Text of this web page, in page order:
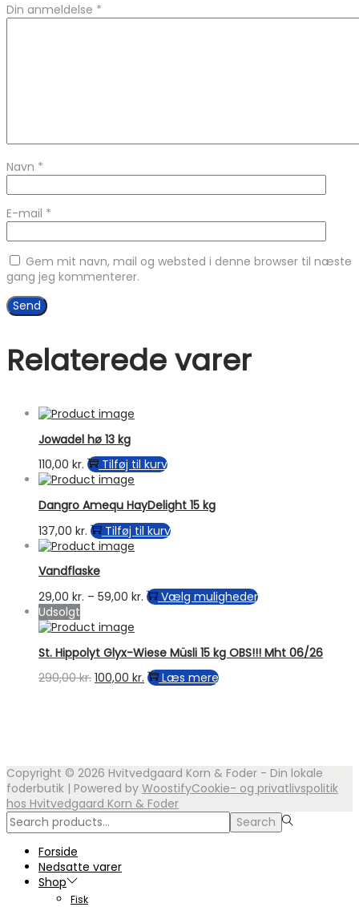
Din anmeldelse *
Navn *
E-mail *
Gem mit navn, mail og websted i denne browser til næste
gang jeg kommenterer.
Relaterede varer
Jowadel hø 13 kg
110,00 kr. Tilføj til kurv
Dangro Amequ HayDelight 15 kg
137,00 kr. Tilføj til kurv
Vandflaske
29,00 kr. – 59,00 kr. Prisinterval:
Vælg mulighederDette
varianter.
Udsolgt
St. Hippolyt Glyx-Wiese Müsli 15 kg OBS!!! Mht 06/26
290,00kr. Den
100,00 kr. DenLæs mere
Copyright © 2026 Hvitvedgaard Korn & Foder - Din lokale
foderbutik | Powered by WoostifyCookie- og privatlivspolitik
hos Hvitvedgaard Korn & Foder
Search
for:>
Search
Forside
Nedsatte varer
Shop
Fisk